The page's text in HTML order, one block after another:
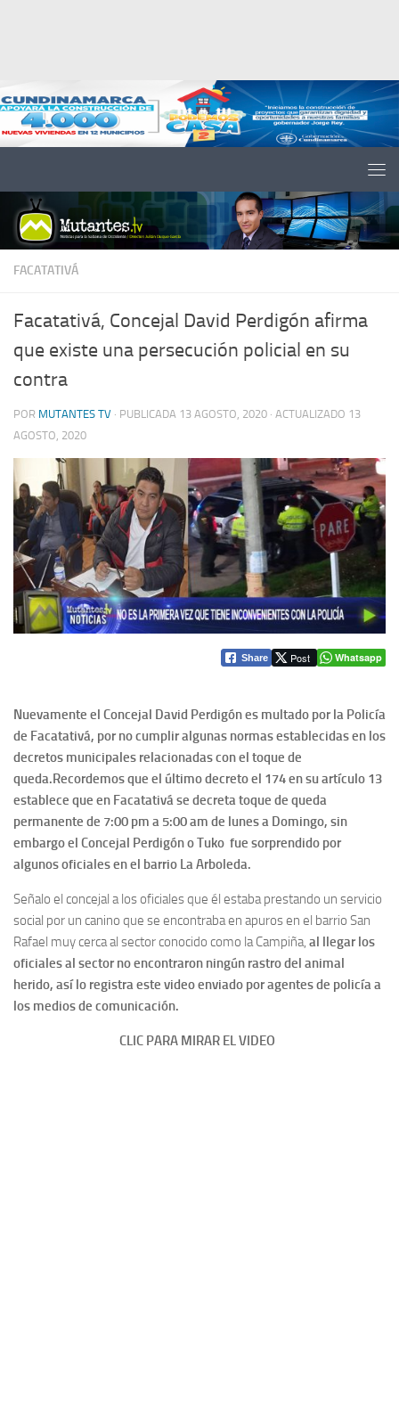
FACATATIVÁ
Facatativá, Concejal David Perdigón afirma
que existe una persecución policial en su
contra
POR MUTANTES TV · PUBLICADA 13 AGOSTO, 2020 · ACTUALIZADO 13
AGOSTO, 2020
Share Post Whatsapp
Nuevamente el Concejal David Perdigón es multado por la Policía
de Facatativá, por no cumplir algunas normas establecidas en los
decretos municipales relacionadas con el toque de
queda.Recordemos que el último decreto el 174 en su artículo 13
establece que en Facatativá se decreta toque de queda
permanente de 7:00 pm a 5:00 am de lunes a Domingo, sin
embargo el Concejal Perdigón o Tuko fue sorprendido por
algunos oficiales en el barrio La Arboleda.
Señalo el concejal a los oficiales que él estaba prestando un servicio
social por un canino que se encontraba en apuros en el barrio San
Rafael muy cerca al sector conocido como la Campiña, al llegar los
oficiales al sector no encontraron ningún rastro del animal
herido, así lo registra este video enviado por agentes de policía a
los medios de comunicación.
CLIC PARA MIRAR EL VIDEO